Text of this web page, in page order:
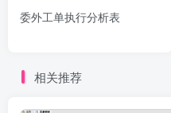
委外工单执行分析表
相关推荐